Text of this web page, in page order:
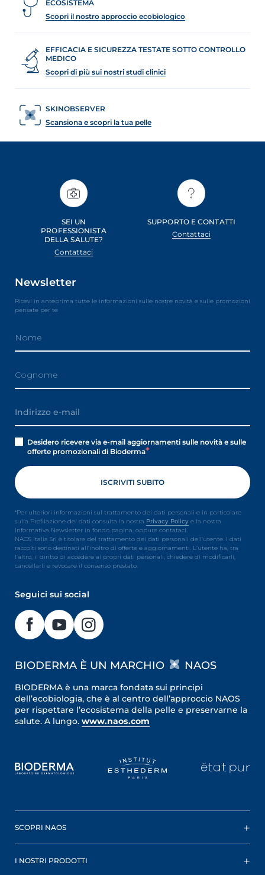
ECOSISTEMA
Scopri il nostro approccio ecobiologico
EFFICACIA E SICUREZZA TESTATE SOTTO CONTROLLO
MEDICO
Scopri di più sui nostri studi clinici
SKINOBSERVER
Scansiona e scopri la tua pelle
SEI UN
PROFESSIONISTA
DELLA SALUTE?
Contattaci
SUPPORTO E CONTATTI
Contattaci
Newsletter
Ricevi in anteprima tutte le informazioni sulle nostre novità e sulle promozioni
pensate per te
Desidero ricevere via e-mail aggiornamenti sulle novità e sulle
offerte promozionali di Bioderma
*Per ulteriori informazioni sul trattamento dei dati personali e in particolare
sulla Profilazione dei dati consulta la nostra Privacy Policy e la nostra
Informativa Newsletter in fondo pagina, oppure contataci.
NAOS Italia Srl è titolare del trattamento dei dati personali dell’utente. I dati
raccolti sono destinati all’inoltro di offerte e aggiornamenti. L’utente ha, tra
l’altro, il diritto di accedere ai propri dati personali, chiedere di modificarli,
cancellarli e revocare il consenso prestato.
Seguici sui social
BIODERMA È UN MARCHIO NAOS
BIODERMA è una marca fondata sui principi
dell’ecobiologia, che è al centro dell’approccio NAOS
per rispettare l’ecosistema della pelle e preservarne la
salute. A lungo. www.naos.com
SCOPRI NAOS
I NOSTRI PRODOTTI